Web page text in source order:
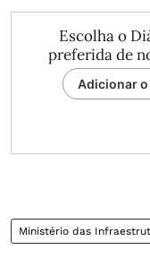
Escolha o
preferida de
Adicionar o
Ministério das